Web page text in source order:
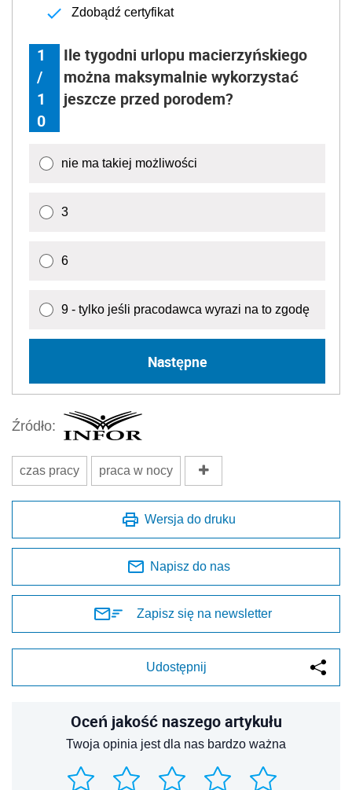
Zdobądź certyfikat
1
/
1
0
Ile tygodni urlopu macierzyńskiego
można maksymalnie wykorzystać
jeszcze przed porodem?
nie ma takiej możliwości
3
6
9 - tylko jeśli pracodawca wyrazi na to zgodę
Następne
Źródło:
czas pracy praca w nocy
Wersja do druku
Napisz do nas
Zapisz się na newsletter
Udostępnij
Oceń jakość naszego artykułu
Twoja opinia jest dla nas bardzo ważna